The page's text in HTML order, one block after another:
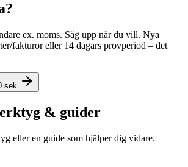
ex. moms. Säg upp när du vill. Nya
fakturor eller 14 dagars provperiod – det
sek
& guider
eller en guide som hjälper dig vidare.